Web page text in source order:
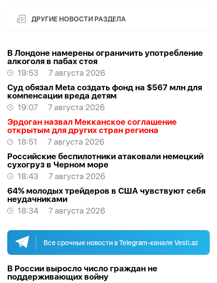
ДРУГИЕ НОВОСТИ РАЗДЕЛА
В Лондоне намерены ограничить употребление
алкоголя в пабах стоя
19:53
7 августа 2026
Суд обязал Meta создать фонд на $567 млн для
компенсации вреда детям
19:07
7 августа 2026
Эрдоган назвал Мекканское соглашение
открытым для других стран региона
18:51
7 августа 2026
Российские беспилотники атаковали немецкий
сухогруз в Черном море
18:43
7 августа 2026
64% молодых трейдеров в США чувствуют себя
неудачниками
18:34
7 августа 2026
Все срочные новости в Telegram-канале Vesti.az
В России выросло число граждан не
поддерживающих войну